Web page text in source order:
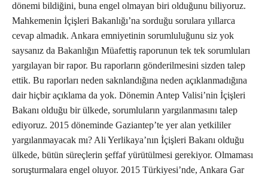
dönemi bildiğini, buna engel olmayan biri olduğunu biliyoruz.
Mahkemenin İçişleri Bakanlığı’na sorduğu sorulara yıllarca
cevap almadık. Ankara emniyetinin sorumluluğunu siz yok
saysanız da Bakanlığın Müafettiş raporunun tek tek sorumluları
yargılayan bir rapor. Bu raporların gönderilmesini sizden talep
ettik. Bu raporları neden saknlandığına neden açıklanmadığına
dair hiçbir açıklama da yok. Dönemin Antep Valisi’nin İçişleri
Bakanı olduğu bir ülkede, sorumluların yargılanmasını talep
ediyoruz. 2015 döneminde Gaziantep’te yer alan yetkililer
yargılanmayacak mı? Ali Yerlikaya’nın İçişleri Bakanı olduğu
ülkede, bütün süreçlerin şeffaf yürütülmesi gerekiyor. Olmaması
soruşturmalara engel oluyor. 2015 Türkiyesi’nde, Ankara Gar